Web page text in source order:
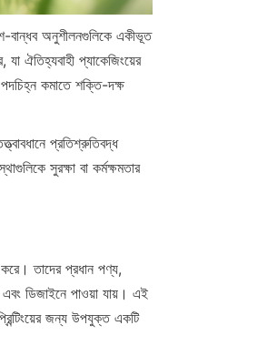
বান্ধব অনুশীলনগুলিকে একীভূত
ঐতিহ্যবাহী প্যাকেজিংয়ের
পদচিহ্ন কমাতে শক্তি-দক্ষ
প্রতিশ্রুতিবদ্ধ
সুরক্ষা বা কর্মক্ষমতার
করে। তাদের প্রধান পণ্য,
এবং ডিজাইনে পাওয়া যায়। এই
জন্য উপযুক্ত একটি